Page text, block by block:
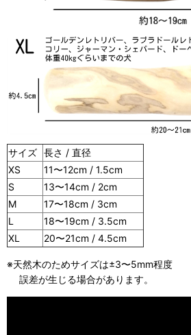
サイズ 長さ / 直径
XS
11〜12cm / 1.5cm
S
13〜14cm / 2cm
M
17〜18cm / 3cm
L
18〜19cm / 3.5cm
XL
20〜21cm / 4.5cm
※天然木のためサイズは±3〜5mm程度
誤差が生じる場合があります。